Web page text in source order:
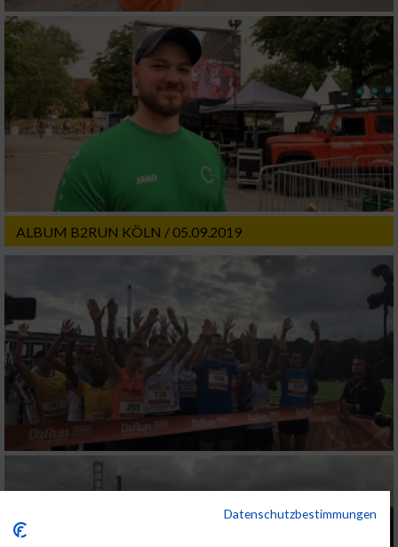
ALBUM B2RUN KÖLN / 05.09.2019
Datenschutzbestimmungen